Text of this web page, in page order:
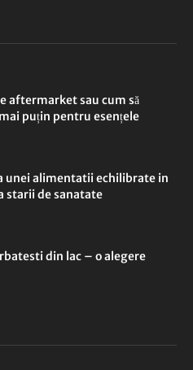
aftermarket sau cum să
puțin pentru esențele
unei alimentatii echilibrate in
starii de sanatate
din lac – o alegere